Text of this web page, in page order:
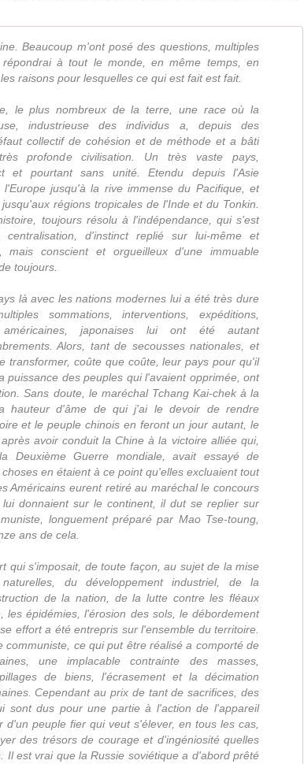
Beaucoup m'ont posé des questions, multiples
à tout le monde, en même temps, en
raisons pour lesquelles ce qui est fait est fait.
le plus nombreux de la terre, une race où la
industrieuse des individus a, depuis des
collectif de cohésion et de méthode et a bâti
profonde civilisation. Un très vaste pays,
et pourtant sans unité. Etendu depuis l'Asie
jusqu'à la rive immense du Pacifique, et
régions tropicales de l'Inde et du Tonkin.
toujours résolu à l'indépendance, qui s'est
d'instinct replié sur lui-même et
mais conscient et orgueilleux d'une immuable
toujours.
là avec les nations modernes lui a été très dure
sommations, interventions, expéditions,
américaines, japonaises lui ont été autant
Alors, tant de secousses nationales, et
transformer, coûte que coûte, leur pays pour qu'il
puissance des peuples qui l'avaient opprimée, ont
Sans doute, le maréchal Tchang Kai-chek à la
hauteur d'âme de qui j'ai le devoir de rendre
et le peuple chinois en feront un jour autant, le
avoir conduit la Chine à la victoire alliée qui,
Deuxième Guerre mondiale, avait essayé de
en étaient à ce point qu'elles excluaient tout
Américains eurent retiré au maréchal le concours
donnaient sur le continent, il dut se replier sur
longuement préparé par Mao Tse-toung,
ans de cela.
qui s'imposait, de toute façon, au sujet de la mise
du développement industriel, de la
de la nation, de la lutte contre les fléaux
les épidémies, l'érosion des sols, le débordement
effort a été entrepris sur l'ensemble du territoire.
communiste, ce qui put être réalisé a comporté de
une implacable contrainte des masses,
de biens, l'écrasement et la décimation
Cependant au prix de tant de sacrifices, des
sont dus pour une partie à l'action de l'appareil
d'un peuple fier qui veut s'élever, en tous les cas,
des trésors de courage et d'ingéniosité quelles
Il est vrai que la Russie soviétique a d'abord prêté